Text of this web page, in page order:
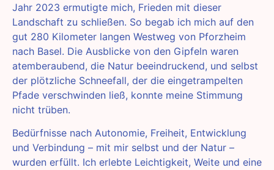
Jahr 2023 ermutigte mich, Frieden mit dieser
Landschaft zu schließen. So begab ich mich auf den
gut 280 Kilometer langen Westweg von Pforzheim
nach Basel. Die Ausblicke von den Gipfeln waren
atemberaubend, die Natur beeindruckend, und selbst
der plötzliche Schneefall, der die eingetrampelten
Pfade verschwinden ließ, konnte meine Stimmung
nicht trüben.
Bedürfnisse nach Autonomie, Freiheit, Entwicklung
und Verbindung – mit mir selbst und der Natur –
wurden erfüllt. Ich erlebte Leichtigkeit, Weite und eine